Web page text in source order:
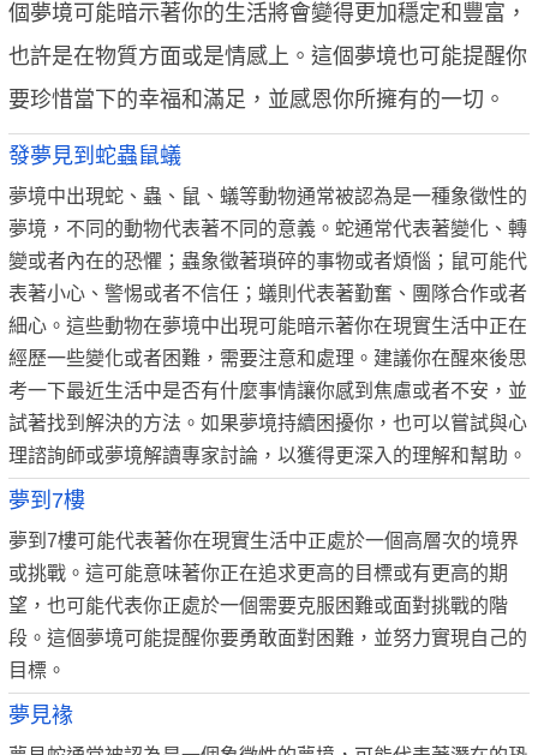
個夢境可能暗示著你的生活將會變得更加穩定和豐富，
也許是在物質方面或是情感上。這個夢境也可能提醒你
要珍惜當下的幸福和滿足，並感恩你所擁有的一切。
發夢見到蛇蟲鼠蟻
夢境中出現蛇、蟲、鼠、蟻等動物通常被認為是一種象徵性的
夢境，不同的動物代表著不同的意義。蛇通常代表著變化、轉
變或者內在的恐懼；蟲象徵著瑣碎的事物或者煩惱；鼠可能代
表著小心、警惕或者不信任；蟻則代表著勤奮、團隊合作或者
細心。這些動物在夢境中出現可能暗示著你在現實生活中正在
經歷一些變化或者困難，需要注意和處理。建議你在醒來後思
考一下最近生活中是否有什麼事情讓你感到焦慮或者不安，並
試著找到解決的方法。如果夢境持續困擾你，也可以嘗試與心
理諮詢師或夢境解讀專家討論，以獲得更深入的理解和幫助。
夢到7樓
夢到7樓可能代表著你在現實生活中正處於一個高層次的境界
或挑戰。這可能意味著你正在追求更高的目標或有更高的期
望，也可能代表你正處於一個需要克服困難或面對挑戰的階
段。這個夢境可能提醒你要勇敢面對困難，並努力實現自己的
目標。
夢見褖